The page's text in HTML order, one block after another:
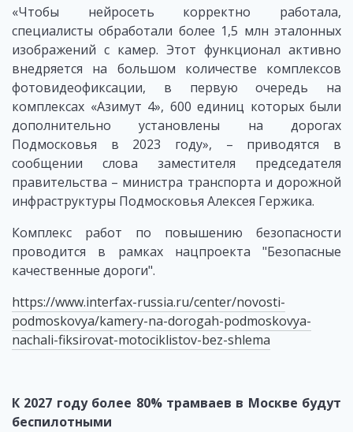
«Чтобы нейросеть корректно работала,
специалисты обработали более 1,5 млн эталонных
изображений с камер. Этот функционал активно
внедряется на большом количестве комплексов
фотовидеофиксации, в первую очередь на
комплексах «Азимут 4», 600 единиц которых были
дополнительно установлены на дорогах
Подмосковья в 2023 году», – приводятся в
сообщении слова заместителя председателя
правительства – министра транспорта и дорожной
инфраструктуры Подмосковья Алексея Гержика.
Комплекс работ по повышению безопасности
проводится в рамках нацпроекта "Безопасные
качественные дороги".
https://www.interfax-russia.ru/center/novosti-
podmoskovya/kamery-na-dorogah-podmoskovya-
nachali-fiksirovat-motociklistov-bez-shlema
К 2027 году более 80% трамваев в Москве будут
беспилотными